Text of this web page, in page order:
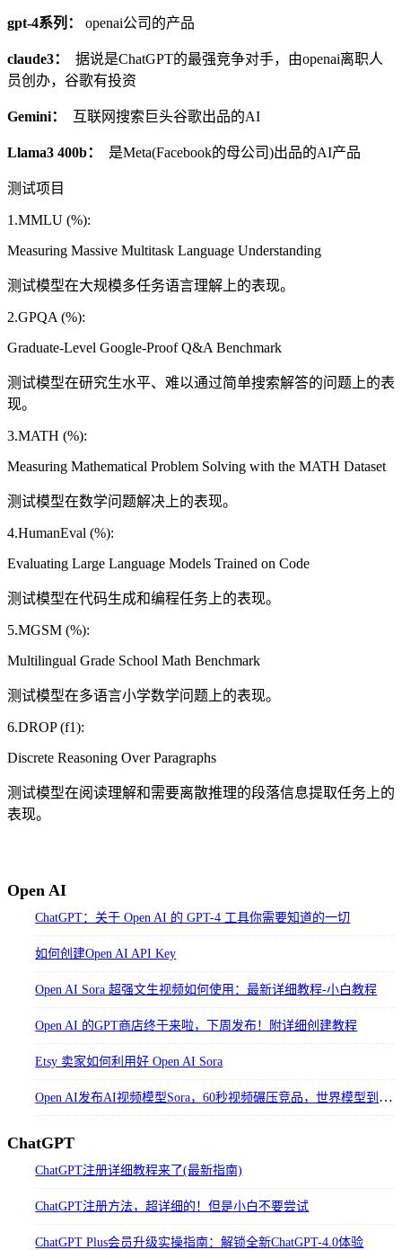
gpt-4系列： openai公司的产品
claude3：
据说是ChatGPT的最强竞争对手，由openai离职人
员创办，谷歌有投资
Gemini： 互联网搜索巨头谷歌出品的AI
Llama3 400b： 是Meta(Facebook的母公司)出品的AI产品
测试项目
1.MMLU (%):
Measuring Massive Multitask Language Understanding
测试模型在大规模多任务语言理解上的表现。
2.GPQA (%):
Graduate-Level Google-Proof Q&A Benchmark
测试模型在研究生水平、难以通过简单搜索解答的问题上的表
现。
3.MATH (%):
Measuring Mathematical Problem Solving with the MATH Dataset
测试模型在数学问题解决上的表现。
4.HumanEval (%):
Evaluating Large Language Models Trained on Code
测试模型在代码生成和编程任务上的表现。
5.MGSM (%):
Multilingual Grade School Math Benchmark
测试模型在多语言小学数学问题上的表现。
6.DROP (f1):
Discrete Reasoning Over Paragraphs
测试模型在阅读理解和需要离散推理的段落信息提取任务上的
表现。
Open AI
ChatGPT：关于 Open AI 的 GPT-4 工具你需要知道的一切
如何创建Open AI API Key
Open AI Sora 超强文生视频如何使用：最新详细教程-小白教程
Open AI 的GPT商店终于来啦，下周发布！附详细创建教程
Etsy 卖家如何利用好 Open AI Sora
Open AI发布AI视频模型Sora，60秒视频碾压竞品，世界模型到来？
ChatGPT
ChatGPT注册详细教程来了(最新指南)
ChatGPT注册方法，超详细的！但是小白不要尝试
ChatGPT Plus会员升级实操指南：解锁全新ChatGPT-4.0体验